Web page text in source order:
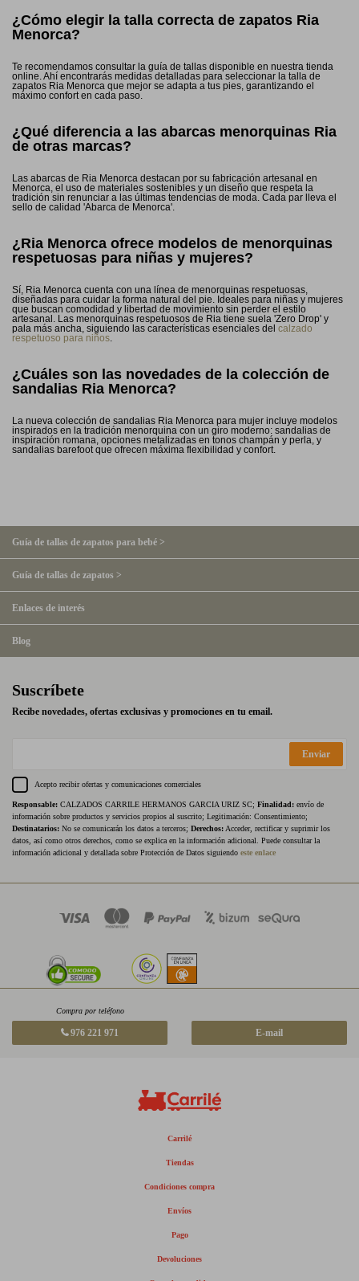
¿Cómo elegir la talla correcta de zapatos Ria
Menorca?
Te recomendamos consultar la guía de tallas disponible en nuestra tienda
online. Ahí encontrarás medidas detalladas para seleccionar la talla de
zapatos Ria Menorca que mejor se adapta a tus pies, garantizando el
máximo confort en cada paso.
¿Qué diferencia a las abarcas menorquinas Ria
de otras marcas?
Las abarcas de Ria Menorca destacan por su fabricación artesanal en
Menorca, el uso de materiales sostenibles y un diseño que respeta la
tradición sin renunciar a las últimas tendencias de moda. Cada par lleva el
sello de calidad 'Abarca de Menorca'.
¿Ria Menorca ofrece modelos de menorquinas
respetuosas para niñas y mujeres?
Sí, Ria Menorca cuenta con una línea de menorquinas respetuosas,
diseñadas para cuidar la forma natural del pie. Ideales para niñas y mujeres
que buscan comodidad y libertad de movimiento sin perder el estilo
artesanal. Las menorquinas respetuosos de Ria tiene suela 'Zero Drop' y
pala más ancha, siguiendo las características esenciales del calzado
respetuoso para niños
¿Cuáles son las novedades de la colección de
sandalias Ria Menorca?
La nueva colección de sandalias Ria Menorca para mujer incluye modelos
inspirados en la tradición menorquina con un giro moderno: sandalias de
inspiración romana, opciones metalizadas en tonos champán y perla, y
sandalias barefoot que ofrecen máxima flexibilidad y confort.
Guía de tallas de zapatos para bebé >
Guía de tallas de zapatos >
Enlaces de interés
Blog
Suscríbete
Recibe novedades, ofertas exclusivas y promociones en tu email.
Enviar
Acepto recibir ofertas y comunicaciones comerciales
Responsable: CALZADOS CARRILE HERMANOS GARCIA URIZ SC; Finalidad: envío de
información sobre productos y servicios propios al suscrito; Legitimación: Consentimiento;
Destinatarios: No se comunicarán los datos a terceros; Derechos:Acceder, rectificar y suprimir los
datos, así como otros derechos, como se explica en la información adicional. Puede consultar la
información adicional y detallada sobre Protección de Datos siguiendo este enlace
Compra por teléfono
976 221 971 E-mail
Carrilé
Tiendas
Condiciones compra
Envíos
Pago
Devoluciones